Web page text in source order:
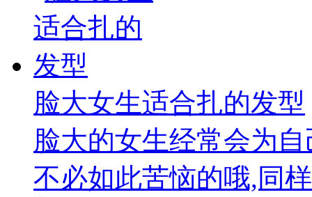
脸大女生适合扎的发型
脸大的女生经常会为
不必如此苦恼的哦,同